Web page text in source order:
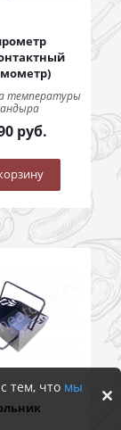
температуры
руб.
тем, что мы